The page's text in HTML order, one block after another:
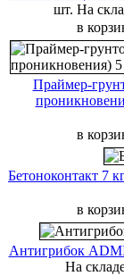
шт. На
в
Праймер-
в
Бетоноконтакт 7
в
Антигрибок
На